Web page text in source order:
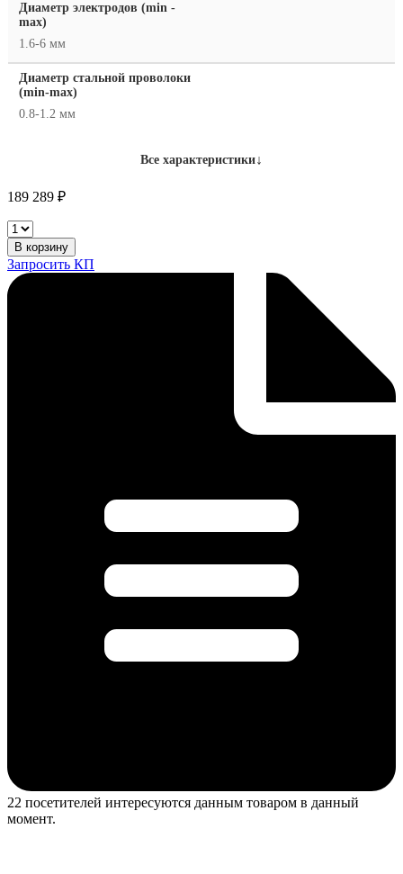
Диаметр электродов (min -
max)
1.6-6 мм
Диаметр стальной проволоки
(min-max)
0.8-1.2 мм
Все характеристики↓
189 289 ₽
Сварочный
полуавтомат
ТСС
TOP
MIG/MMA-
В корзину
Запросить КП
22 посетителей интересуются данным товаром в данный
момент.